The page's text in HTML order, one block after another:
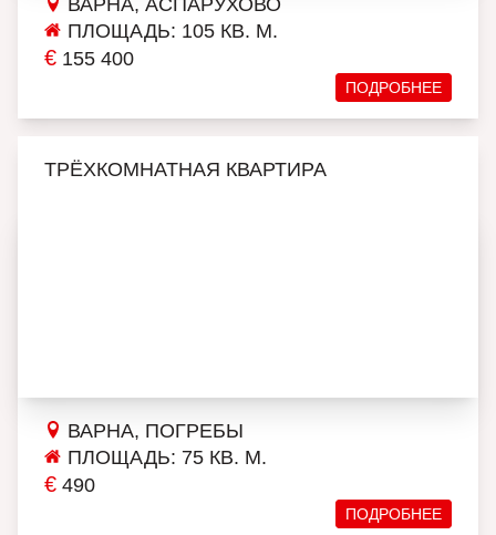
ВАРНА, АСПАРУХОВО
ПЛОЩАДЬ: 105 КВ. М.
€ 155 400
ПОДРОБНЕЕ
ТРЁХКОМНАТНАЯ КВАРТИРА
ВАРНА, ПОГРЕБЫ
ПЛОЩАДЬ: 75 КВ. М.
€ 490
ПОДРОБНЕЕ